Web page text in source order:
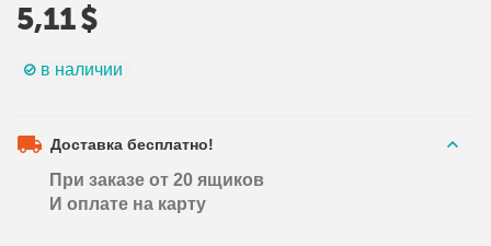
5,11$
в наличии
Доставка бесплатно!
При заказе от 20 ящиков
И оплате на карту